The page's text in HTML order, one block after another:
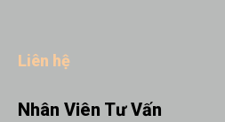
Liên hệ
Nhân Viên Tư Vấn